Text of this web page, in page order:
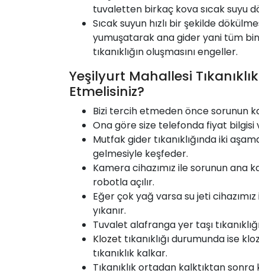
tuvaletten birkaç kova sıcak suyu
Sıcak suyun hızlı bir şekilde
yumuşatarak ana gider yani tüm
tıkanıklığın oluşmasını engeller.
Yeşilyurt Mahallesi
Etmelisiniz?
Bizi tercih etmeden önce sorunun
Ona göre size telefonda fiyat
Mutfak gider tıkanıklığında iki
gelmesiyle keşfeder.
Kamera cihazımız ile sorunun
robotla açılır.
Eğer çok yağ varsa su jeti
yıkanır.
Tuvalet alafranga yer taşı
Klozet tıkanıklığı durumunda ise
tıkanıklık kalkar.
Tıkanıklık ortadan kalktıktan